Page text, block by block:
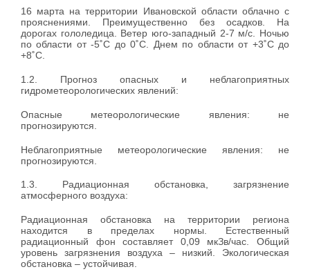
16 марта на территории Ивановской области облачно с
прояснениями. Преимущественно без осадков. На
дорогах гололедица. Ветер юго-западный 2-7 м/с. Ночью
по области от -5˚С до 0˚С. Днем по области от +3˚С до
+8˚С.
1.2. Прогноз опасных и неблагоприятных
гидрометеорологических явлений:
Опасные метеорологические явления: не
прогнозируются.
Неблагоприятные метеорологические явления: не
прогнозируются.
1.3. Радиационная обстановка, загрязнение
атмосферного воздуха:
Радиационная обстановка на территории региона
находится в пределах нормы. Естественный
радиационный фон составляет 0,09 мкЗв/час. Общий
уровень загрязнения воздуха – низкий. Экологическая
обстановка – устойчивая.